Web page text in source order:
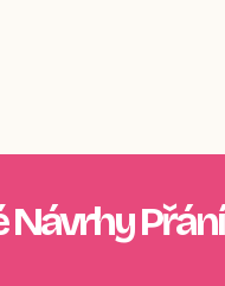
Návrhy Přání